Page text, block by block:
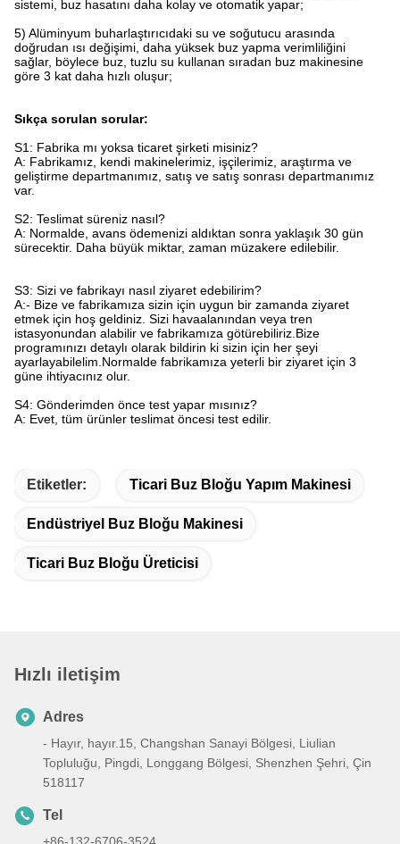
sistemi, buz hasatını daha kolay ve otomatik yapar;
5) Alüminyum buharlaştırıcıdaki su ve soğutucu arasında
doğrudan ısı değişimi, daha yüksek buz yapma verimliliğini
sağlar, böylece buz, tuzlu su kullanan sıradan buz makinesine
göre 3 kat daha hızlı oluşur;
Sıkça sorulan sorular:
S1: Fabrika mı yoksa ticaret şirketi misiniz?
A: Fabrikamız, kendi makinelerimiz, işçilerimiz, araştırma ve
geliştirme departmanımız, satış ve satış sonrası departmanımız
var.
S2: Teslimat süreniz nasıl?
A: Normalde, avans ödemenizi aldıktan sonra yaklaşık 30 gün
sürecektir. Daha büyük miktar, zaman müzakere edilebilir.
S3: Sizi ve fabrikayı nasıl ziyaret edebilirim?
A:- Bize ve fabrikamıza sizin için uygun bir zamanda ziyaret
etmek için hoş geldiniz. Sizi havaalanından veya tren
istasyonundan alabilir ve fabrikamıza götürebiliriz.Bize
programınızı detaylı olarak bildirin ki sizin için her şeyi
ayarlayabilelim.Normalde fabrikamıza yeterli bir ziyaret için 3
güne ihtiyacınız olur.
S4: Gönderimden önce test yapar mısınız?
A: Evet, tüm ürünler teslimat öncesi test edilir.
Etiketler: Ticari Buz Bloğu Yapım Makinesi
Endüstriyel Buz Bloğu Makinesi
Ticari Buz Bloğu Üreticisi
Hızlı iletişim
Adres
- Hayır, hayır.15, Changshan Sanayi Bölgesi, Liulian
Topluluğu, Pingdi, Longgang Bölgesi, Shenzhen Şehri, Çin
518117
Tel